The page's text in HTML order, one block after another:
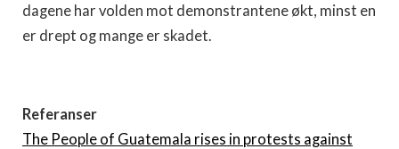
dagene har volden mot demonstrantene økt, minst en
er drept og mange er skadet.
Referanser
The People of Guatemala rises in protests against